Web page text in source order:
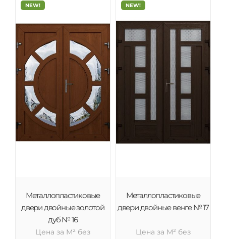
NEW!
Металлопластиковые
двери двойные золотой
дуб № 16
Цена за М² без
NEW!
Металлопластиковые
двери двойные венге № 17
Цена за М² без